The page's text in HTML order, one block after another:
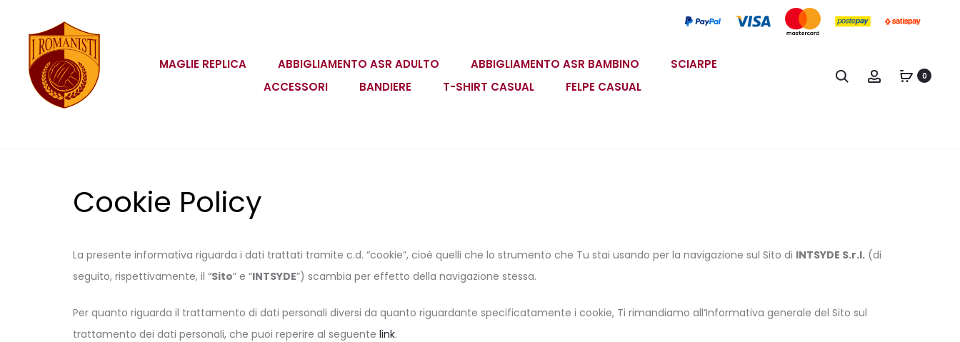
MAGLIE REPLICA ABBIGLIAMENTO ASR ADULTO ABBIGLIAMENTO ASR BAMBINO
SCIARPE
ACCESSORI
BANDIERE T-SHIRT CASUAL FELPE CASUAL
Search Account0
Cookie Policy
La presente informativa riguarda i dati trattati tramite c.d. “cookie”, cioè quelli che lo strumento che Tu stai usando per la navigazione sul Sito di INTSYDE S.r.l. (di
seguito, rispettivamente, il “Sito” e “INTSYDE”) scambia per effetto della navigazione stessa.
Per quanto riguarda il trattamento di dati personali diversi da quanto riguardante specificatamente i cookie, Ti rimandiamo all’Informativa generale del Sito sul
trattamento dei dati personali, che puoi reperire al seguente link.